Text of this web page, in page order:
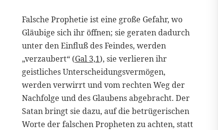
Falsche Prophetie ist eine große Gefahr, wo
Gläubige sich ihr öffnen; sie geraten dadurch
unter den Einfluß des Feindes, werden
„verzaubert“ (Gal 3,1), sie verlieren ihr
geistliches Unterscheidungsvermögen,
werden verwirrt und vom rechten Weg der
Nachfolge und des Glaubens abgebracht. Der
Satan bringt sie dazu, auf die betrügerischen
Worte der falschen Propheten zu achten, statt